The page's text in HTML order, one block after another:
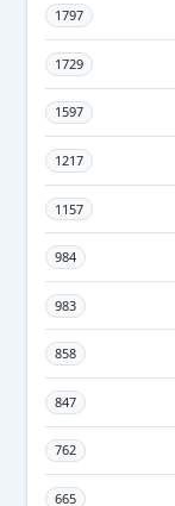
1797
1729
1597
1217
1157
984
983
858
847
762
665